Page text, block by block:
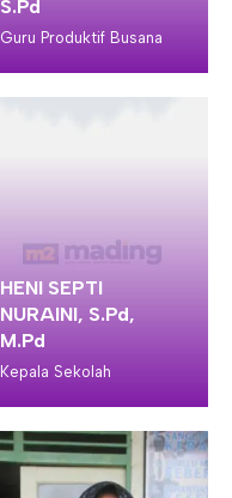
S.Pd
Guru Produktif Busana
HENI SEPTI
NURAINI, S.Pd,
M.Pd
Kepala Sekolah